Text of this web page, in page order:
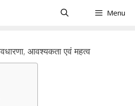
Menu
आवश्यकता एवं महत्व